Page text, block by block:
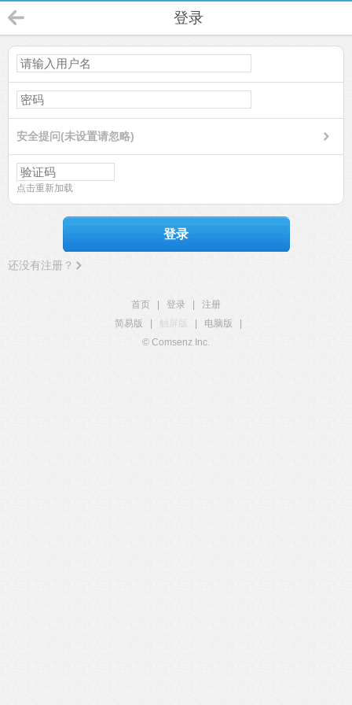
登录
安全提问(未设置请忽略)
点击重新加载
登录
还没有注册？
首页 登录
注册
简易版
触屏版 电脑版
© Comsenz Inc.